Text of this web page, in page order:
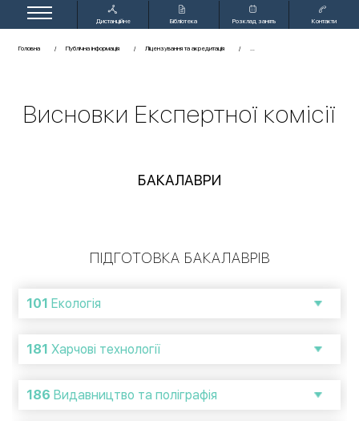
Дистанційне
Бібліотека Розклад занять Контакти
Головна Публічна інформація Ліцензування та акредитація
Висновки Експертної комісії
БАКАЛАВРИ
ПІДГОТОВКА БАКАЛАВРІВ
101 Екологія
181 Харчові технології
186 Видавництво та поліграфія